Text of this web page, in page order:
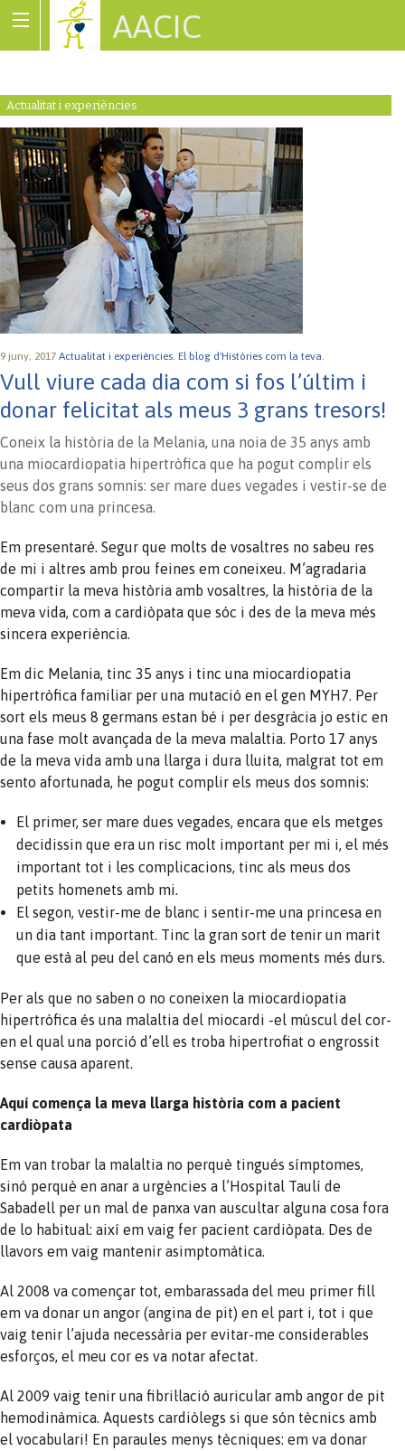
AACIC
Actualitat i experiències
9 juny, 2017 Actualitat i experiències. El blog d'Històries com la teva.
Vull viure cada dia com si fos l’últim i
donar felicitat als meus 3 grans tresors!
Coneix la història de la Melania, una noia de 35 anys amb
una miocardiopatia hipertròfica que ha pogut complir els
seus dos grans somnis: ser mare dues vegades i vestir-se de
blanc com una princesa.
Em presentaré. Segur que molts de vosaltres no sabeu res
de mi i altres amb prou feines em coneixeu. M’agradaria
compartir la meva història amb vosaltres, la història de la
meva vida, com a cardiòpata que sóc i des de la meva més
sincera experiència.
Em dic Melania, tinc 35 anys i tinc una miocardiopatia
hipertròfica familiar per una mutació en el gen MYH7. Per
sort els meus 8 germans estan bé i per desgràcia jo estic en
una fase molt avançada de la meva malaltia. Porto 17 anys
de la meva vida amb una llarga i dura lluita, malgrat tot em
sento afortunada, he pogut complir els meus dos somnis:
El primer, ser mare dues vegades, encara que els metges
decidissin que era un risc molt important per mi i, el més
important tot i les complicacions, tinc als meus dos
petits homenets amb mi.
El segon, vestir-me de blanc i sentir-me una princesa en
un dia tant important. Tinc la gran sort de tenir un marit
que està al peu del canó en els meus moments més durs.
Per als que no saben o no coneixen la miocardiopatia
hipertròfica és una malaltia del miocardi -el múscul del cor-
en el qual una porció d’ell es troba hipertrofiat o engrossit
sense causa aparent.
Aquí comença la meva llarga història com a pacient
cardiòpata
Em van trobar la malaltia no perquè tingués símptomes,
sinó perquè en anar a urgències a l’Hospital Taulí de
Sabadell per un mal de panxa van auscultar alguna cosa fora
de lo habitual: així em vaig fer pacient cardiòpata. Des de
llavors em vaig mantenir asimptomàtica.
Al 2008 va començar tot, embarassada del meu primer fill
em va donar un angor (angina de pit) en el part i, tot i que
vaig tenir l’ajuda necessària per evitar-me considerables
esforços, el meu cor es va notar afectat.
Al 2009 vaig tenir una fibril·lació auricular amb angor de pit
hemodinàmica. Aquests cardiòlegs si que són tècnics amb
el vocabulari! En paraules menys tècniques: em va donar